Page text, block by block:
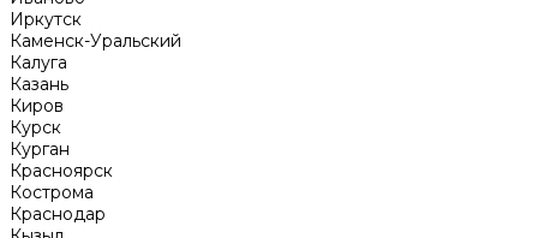
Иркутск
Каменск-Уральский
Калуга
Казань
Киров
Курск
Курган
Красноярск
Кострома
Краснодар